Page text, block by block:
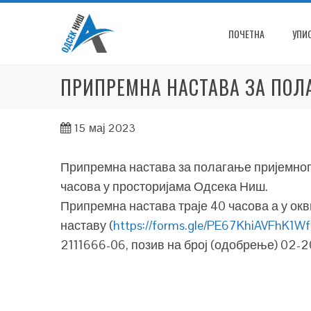
ПОЧЕТНА
ПРИПРЕМНА НАСТАВА ЗА
15 мај 2023
Припремна настава за полагање
часова у просторијама Одсека Ниш.
Припремна настава траје 40 часова а у
наставу (https://forms.gle/
2111666-06, позив на број (одобрење) 02-